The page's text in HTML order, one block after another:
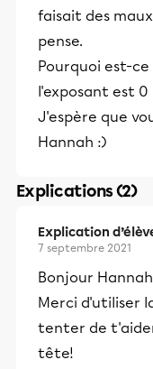
faisait des
pense.
Pourquoi est-
l'exposant est 0
J'espère que
Hannah :)
Explications (2)
Explication
7 septembre 2021
Bonjour
Merci d'utiliser
tenter de
tête!